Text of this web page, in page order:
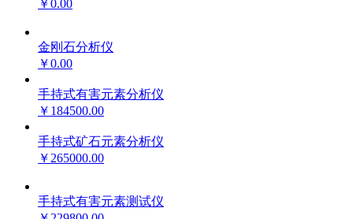
￥0.00
金刚石分析仪
￥0.00
手持式有害元素分析仪
￥184500.00
手持式矿石元素分析仪
￥265000.00
手持式有害元素测试仪